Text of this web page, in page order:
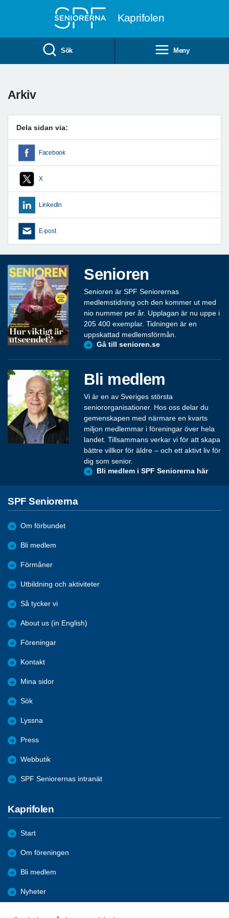
Kaprifolen
Sök Meny
Arkiv
Dela sidan via:
Facebook
X
LinkedIn
E-post
Senioren
Senioren är SPF Seniorernas
medlemstidning och den kommer ut med
nio nummer per år. Upplagan är nu uppe i
205 400 exemplar. Tidningen är en
uppskattad medlemsförmån.
Gå till senioren.se
Bli medlem
Vi är en av Sveriges största
seniororganisationer. Hos oss delar du
gemenskapen med närmare en kvarts
miljon medlemmar i föreningar över hela
landet. Tillsammans verkar vi för att skapa
bättre villkor för äldre – och ett aktivt liv för
dig som senior.
Bli medlem i SPF Seniorerna här
SPF Seniorerna
Om förbundet
Bli medlem
Förmåner
Utbildning och aktiviteter
Så tycker vi
About us (in English)
Föreningar
Kontakt
Mina sidor
Sök
Lyssna
Press
Webbutik
SPF Seniorernas intranät
Kaprifolen
Start
Om föreningen
Bli medlem
Nyheter